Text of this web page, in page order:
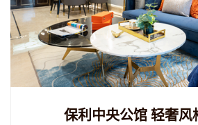
保利中央公馆 轻奢风